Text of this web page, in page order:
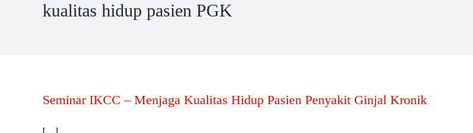
kualitas hidup pasien PGK
Seminar IKCC – Menjaga Kualitas Hidup Pasien Penyakit Ginjal Kronik
[…]